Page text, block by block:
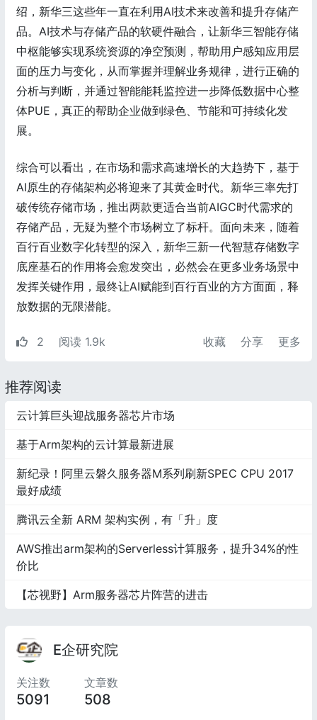
绍，新华三这些年一直在利用AI技术来改善和提升存储产
品。AI技术与存储产品的软硬件融合，让新华三智能存储
中枢能够实现系统资源的净空预测，帮助用户感知应用层
面的压力与变化，从而掌握并理解业务规律，进行正确的
分析与判断，并通过智能能耗监控进一步降低数据中心整
体PUE，真正的帮助企业做到绿色、节能和可持续化发
展。
综合可以看出，在市场和需求高速增长的大趋势下，基于
AI原生的存储架构必将迎来了其黄金时代。新华三率先打
破传统存储市场，推出两款更适合当前AIGC时代需求的
存储产品，无疑为整个市场树立了标杆。面向未来，随着
百行百业数字化转型的深入，新华三新一代智慧存储数字
底座基石的作用将会愈发突出，必然会在更多业务场景中
发挥关键作用，最终让AI赋能到百行百业的方方面面，释
放数据的无限潜能。
2 阅读 1.9k 收藏 分享 更多
推荐阅读
云计算巨头迎战服务器芯片市场
基于Arm架构的云计算最新进展
新纪录！阿里云磐久服务器M系列刷新SPEC CPU 2017
最好成绩
腾讯云全新 ARM 架构实例，有「升」度
AWS推出arm架构的Serverless计算服务，提升34%的性
价比
【芯视野】Arm服务器芯片阵营的进击
E企研究院
关注数
5091
文章数
508